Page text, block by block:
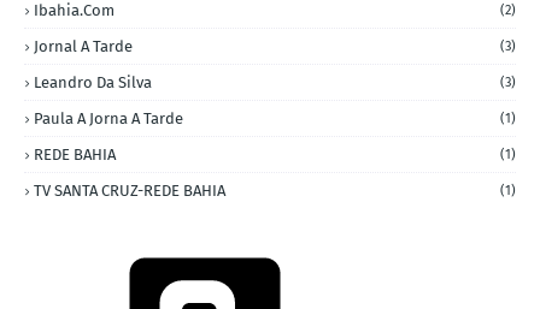
Ibahia.com (2)
Jornal A Tarde (3)
Leandro Da Silva (3)
Paula A Jorna A Tarde (1)
REDE BAHIA (1)
TV SANTA CRUZ-REDE BAHIA (1)